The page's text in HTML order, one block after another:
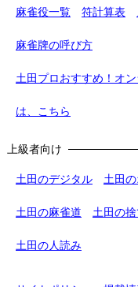
麻雀役一覧 符計算表
麻雀牌の呼び方
土田プロおすすめ！オ
は、こちら
上級者向け
土田のデジタル 土田の
土田の麻雀道 土田の
土田の人読み